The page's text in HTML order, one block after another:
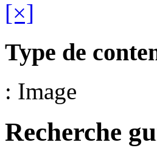
[×]
Type de
: Image
Recherche